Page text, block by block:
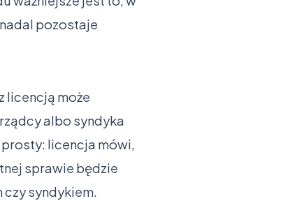
pozostaje
licencją może
albo syndyka
licencja mówi,
sprawie będzie
czy syndykiem.